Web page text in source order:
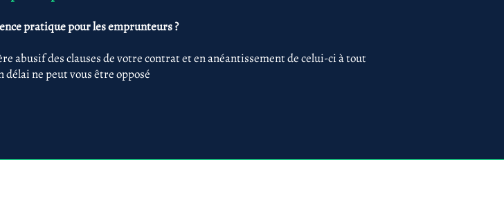
pratique pour les emprunteurs ?
abusif des clauses de votre contrat et en anéantissement de celui-ci à tout
délai ne peut vous être opposé